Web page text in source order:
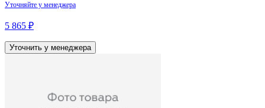
Уточняйте у менеджера
5 865 ₽
Уточнить у менеджера